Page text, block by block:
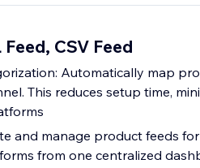
CSV Feed
Automatically map
This reduces setup time,
and manage product feeds
from one centralized